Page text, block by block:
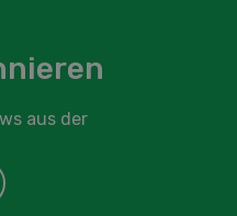
aus der